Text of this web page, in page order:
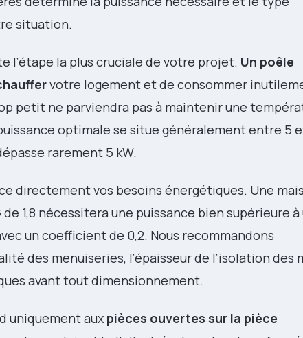
situation.
l’étape la plus cruciale de votre projet. Un poêle
votre logement et de consommer
petit ne parviendra pas à maintenir une
optimale se situe généralement entre 5
rarement 5 kW.
directement vos besoins énergétiques. Une
1,8 nécessitera une puissance bien supérieure à
un coefficient de 0,2. Nous recommandons
des menuiseries, l’épaisseur de l’isolation des
avant tout dimensionnement.
uniquement aux pièces ouvertes sur la pièce